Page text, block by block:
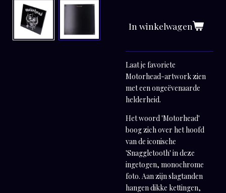
In winkelwagen
Laat je favoriete
Motorhead-artwork zien
met een ongeëvenaarde
helderheid.
Het woord 'Motorhead'
boog zich over het hoofd
van de iconische
'Snaggletooth' in deze
ingetogen, monochrome
foto. Aan zijn slagtanden
hangen dikke kettingen,